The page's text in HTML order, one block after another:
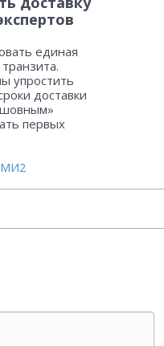
единая
упростить
доставки
первых